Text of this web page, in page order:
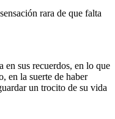
rara de que falta
en sus recuerdos, en lo que
en la suerte de haber
un trocito de su vida